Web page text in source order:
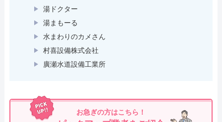
湯ドクター
湯まもーる
水まわりのカメさん
村喜設備株式会社
廣瀬水道設備工業所
お急ぎの方はこちら！